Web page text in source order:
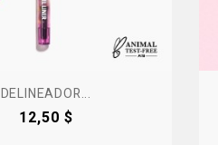
DELINEADOR...
Precio
12,50 $